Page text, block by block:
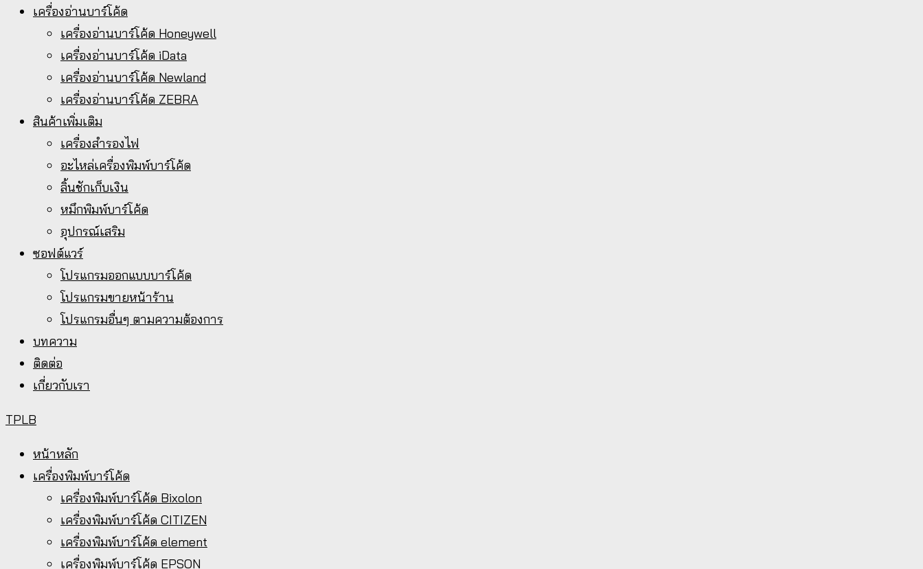
เครื่องอ่านบาร์โค้ด
เครื่องอ่านบาร์โค้ด Honeywell
เครื่องอ่านบาร์โค้ด iData
เครื่องอ่านบาร์โค้ด Newland
เครื่องอ่านบาร์โค้ด ZEBRA
สินค้าเพิ่มเติม
เครื่องสำรองไฟ
อะไหล่เครื่องพิมพ์บาร์โค้ด
ลิ้นชักเก็บเงิน
หมึกพิมพ์บาร์โค้ด
อุปกรณ์เสริม
ซอฟต์แวร์
โปรแกรมออกแบบบาร์โค้ด
โปรแกรมขายหน้าร้าน
โปรแกรมอื่นๆ ตามความต้องการ
บทความ
ติดต่อ
เกี่ยวกับเรา
TPLB
หน้าหลัก
เครื่องพิมพ์บาร์โค้ด
เครื่องพิมพ์บาร์โค้ด Bixolon
เครื่องพิมพ์บาร์โค้ด CITIZEN
เครื่องพิมพ์บาร์โค้ด element
เครื่องพิมพ์บาร์โค้ด EPSON